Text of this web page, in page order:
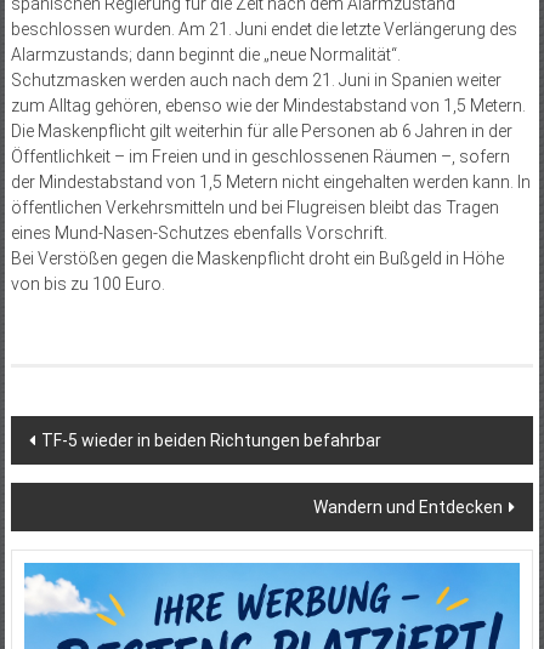
beschlossen wurden. Am 21. Juni endet die letzte Verlängerung des
Alarmzustands; dann beginnt die „neue Normalität“.
Schutzmasken werden auch nach dem 21. Juni in Spanien weiter
zum Alltag gehören, ebenso wie der Mindestabstand von 1,5 Metern.
Die Maskenpflicht gilt weiterhin für alle Personen ab 6 Jahren in der
Öffentlichkeit – im Freien und in geschlossenen Räumen –, sofern
der Mindestabstand von 1,5 Metern nicht eingehalten werden kann. In
öffentlichen Verkehrsmitteln und bei Flugreisen bleibt das Tragen
eines Mund-Nasen-Schutzes ebenfalls Vorschrift.
Bei Verstößen gegen die Maskenpflicht droht ein Bußgeld in Höhe
von bis zu 100 Euro.
Beitragsnavigation
TF-5 wieder in beiden Richtungen befahrbar
Wandern und Entdecken